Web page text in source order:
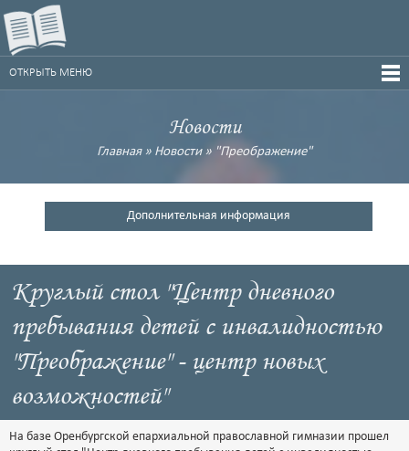
ОТКРЫТЬ МЕНЮ
Новости
Главная» Новости» "Преображение"
Дополнительная информация
Круглый стол "Центр дневного
пребывания детей с инвалидностью
"Преображение" - центр новых
возможностей"
На базе Оренбургской епархиальной православной гимназии прошел